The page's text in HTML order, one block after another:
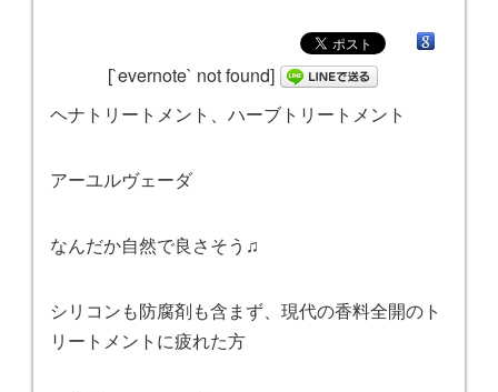
[`evernote` not found]
ヘナトリートメント、ハーブトリートメント
アーユルヴェーダ
なんだか自然で良さそう♫
シリコンも防腐剤も含まず、現代の香料全開のト
リートメントに疲れた方